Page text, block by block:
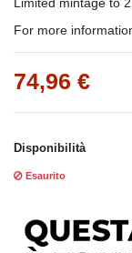
Limited mintage to
For more
74,96 €
Disponibilità
Esaurito